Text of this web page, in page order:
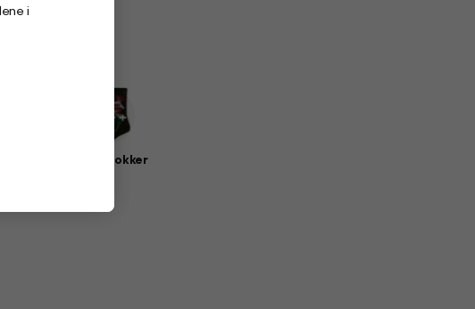
i
Merch-sokker